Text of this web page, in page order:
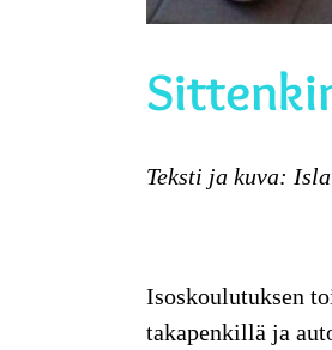
Teksti ja kuva: Isla
Isoskoulutuksen
takapenkillä ja